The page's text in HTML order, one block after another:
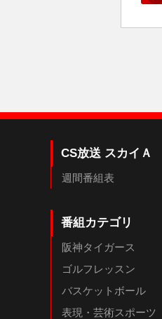
CS放送 スカイＡ
週間番組表
番組カテゴリ
阪神タイガース
ゴルフレッスン
バスケットボール
表現・芸術スポーツ